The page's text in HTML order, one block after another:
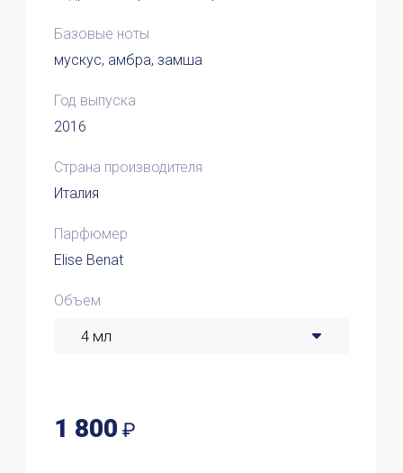
Базовые ноты
мускус, амбра, замша
Год выпуска
2016
Страна производителя
Италия
Парфюмер
Elise Benat
Объем
1 800 ₽